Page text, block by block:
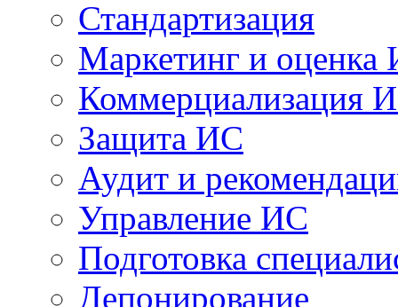
Стандартизация
Маркетинг и оценка
Коммерциализация
Защита ИС
Аудит и
Управление ИС
Подготовка
Депонирование